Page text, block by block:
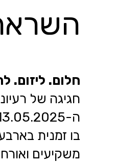
חלום. ליזום.
חגיגה של
בו זמנית
משקיעים